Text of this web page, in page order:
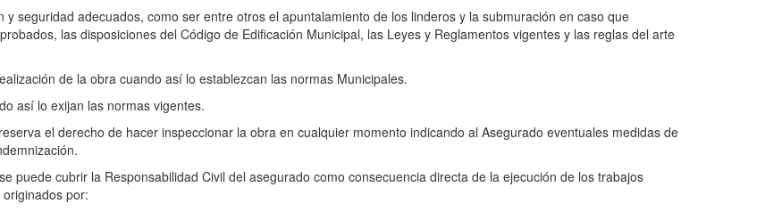
seguridad adecuados, como ser entre otros el apuntalamiento de los linderos y la submuración en caso que
las disposiciones del Código de Edificación Municipal, las Leyes y Reglamentos vigentes y las reglas del arte
de la obra cuando así lo establezcan las normas Municipales.
así lo exijan las normas vigentes.
el derecho de hacer inspeccionar la obra en cualquier momento indicando al Asegurado eventuales medidas de
puede cubrir la Responsabilidad Civil del asegurado como consecuencia directa de la ejecución de los trabajos
por: